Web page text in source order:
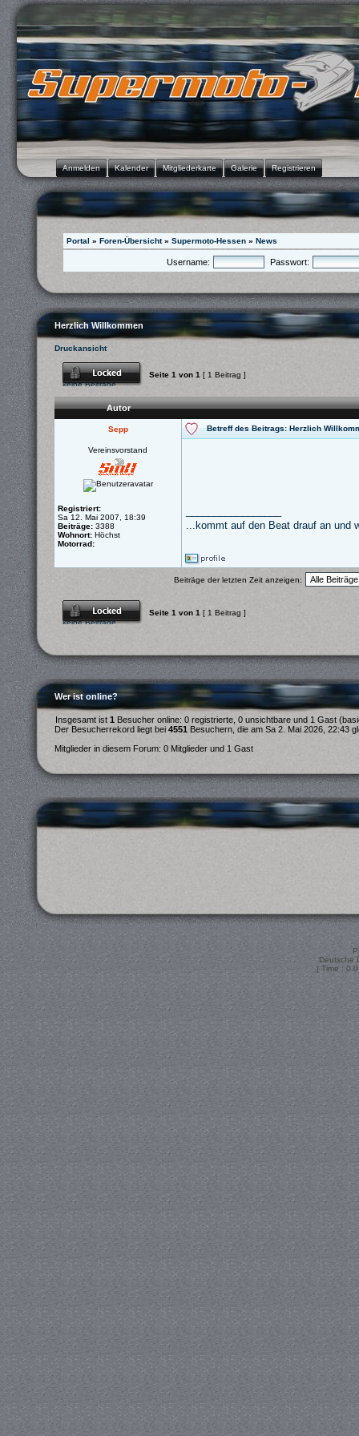
Anmelden Kalender Mitgliederkarte Galerie Registrieren
Portal » Foren-Übersicht» Supermoto-Hessen » News
Username: Passwort:
Herzlich Willkommen
Druckansicht
Dieses Thema ist
gesperrt. Du kannst
keine Beiträge
Antworten erstellen.
Seite 1 von 1 [ 1 Beitrag ]
Autor
Sepp Betreff des Beitrags: Herzlich
Vereinsvorstand
Registriert:
Sa 12. Mai 2007, 18:39
Beiträge: 3388
Wohnort: Höchst
Motorrad:
...kommt auf den Beat drauf an und
Beiträge der letzten Zeit anzeigen:
Dieses Thema ist
gesperrt. Du kannst
keine Beiträge
Seite 1 von 1 [ 1 Beitrag ]
Wer ist online?
Insgesamt ist 1 Besucher online: 0 registrierte, 0 unsichtbare und 1 Gast
Der Besucherrekord liegt bei 4551 Besuchern, die am Sa 2. Mai 2026, 22:43
Mitglieder in diesem Forum: 0 Mitglieder und 1 Gast
Deutsche
[ Time :